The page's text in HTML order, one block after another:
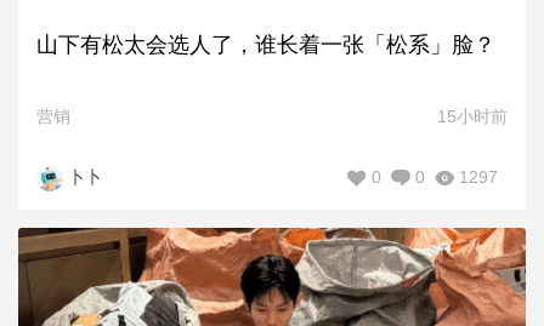
山下有松太会选人了，谁长着一张「松系」脸？
营销 15小时前
卜卜 1297
0
0